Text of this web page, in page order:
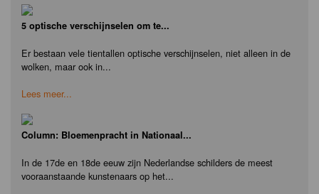
5 optische verschijnselen om te...
Er bestaan vele tientallen optische verschijnselen, niet alleen in de
wolken, maar ook in...
Lees meer...
Column: Bloemenpracht in Nationaal...
In de 17de en 18de eeuw zijn Nederlandse schilders de meest
vooraanstaande kunstenaars op het...